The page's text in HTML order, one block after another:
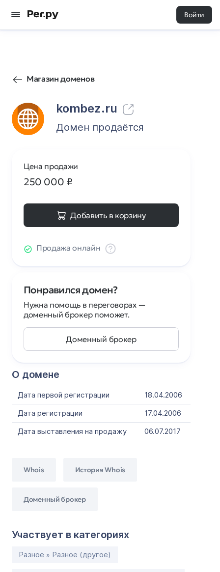
Войти
Магазин доменов
kombez.ru
238 1
Домен продаётся
О домене
Дата первой регистрации
18.04.2006
Дата регистрации
17.04.2006
Дата выставления на продажу
06.07.2017
Whois История Whois
Доменный брокер
Участвует в категориях
Разное » Разное (другое)
Цена продажи
250 000 ₽
Добавить в корзину
Продажа онлайн
Понравился домен?
Нужна помощь в переговорах —
доменный брокер поможет.
Доменный брокер